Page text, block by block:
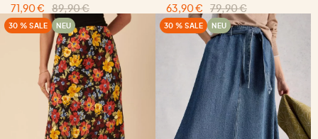
71,90 €
89,90 €
63,90 €
79,90 €
30 % SALE NEU 30 % SALE NEU